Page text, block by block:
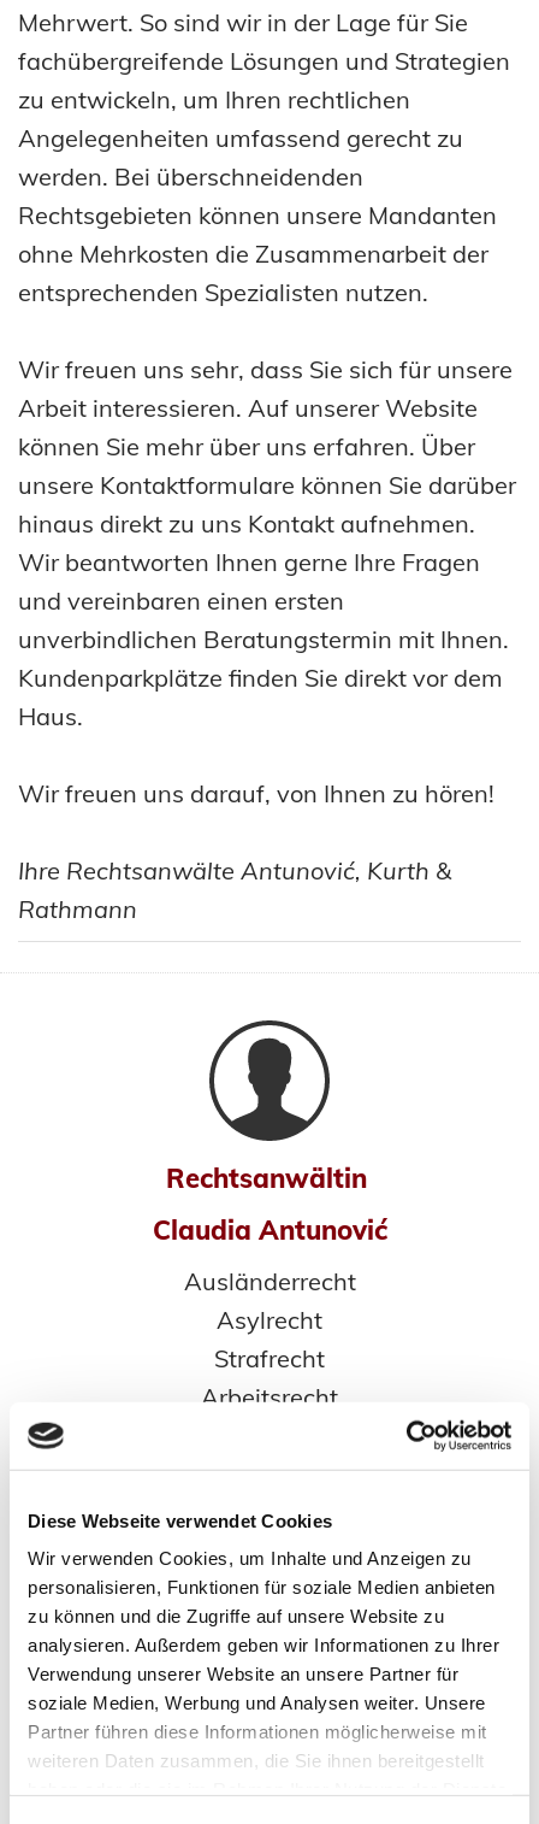
Diese Webseite verwendet Cookies
Wir verwenden Cookies, um Inhalte und Anzeigen zu
personalisieren, Funktionen für soziale Medien anbieten
zu können und die Zugriffe auf unsere Website zu
analysieren. Außerdem geben wir Informationen zu Ihrer
Verwendung unserer Website an unsere Partner für
soziale Medien, Werbung und Analysen weiter. Unsere
Partner führen diese Informationen möglicherweise mit
weiteren Daten zusammen, die Sie ihnen bereitgestellt
Mehrwert. So sind wir in der Lage für Sie
fachübergreifende Lösungen und Strategien
zu entwickeln, um Ihren rechtlichen
Angelegenheiten umfassend gerecht zu
werden. Bei überschneidenden
Rechtsgebieten können unsere Mandanten
ohne Mehrkosten die Zusammenarbeit der
entsprechenden Spezialisten nutzen.
Wir freuen uns sehr, dass Sie sich für unsere
Arbeit interessieren. Auf unserer Website
können Sie mehr über uns erfahren. Über
unsere Kontaktformulare können Sie darüber
hinaus direkt zu uns Kontakt aufnehmen.
Wir beantworten Ihnen gerne Ihre Fragen
und vereinbaren einen ersten
unverbindlichen Beratungstermin mit Ihnen.
Kundenparkplätze finden Sie direkt vor dem
Haus.
Wir freuen uns darauf, von Ihnen zu hören!
Ihre Rechtsanwälte Antunović, Kurth &
Rathmann
Rechtsanwältin
Claudia Antunović
Ausländerrecht
Asylrecht
Strafrecht
Arbeitsrecht
Familienrecht
Onlinerecht
Mehr erfahren...
Rechtsanwalt